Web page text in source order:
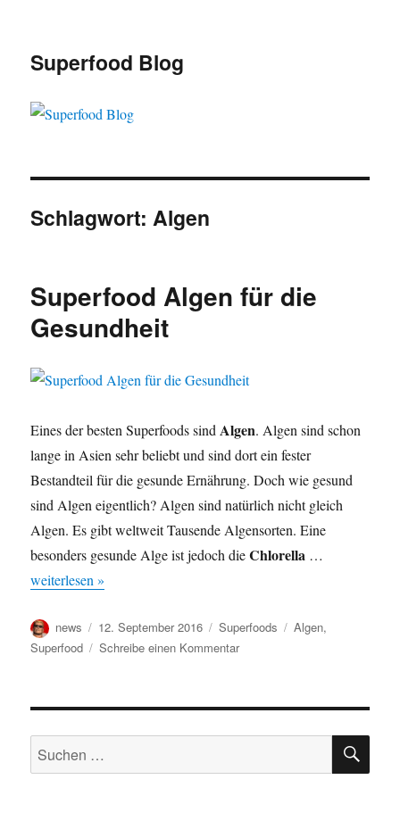
Superfood Blog
Schlagwort:Algen
Superfood Algen für die
Gesundheit
Eines der besten Superfoods sindAlgen. Algen sind schon
lange in Asien sehr beliebt und sind dort ein fester
Bestandteil für die gesunde Ernährung. Doch wie gesund
sind Algen eigentlich? Algen sind natürlich nicht gleich
Algen. Es gibt weltweit Tausende Algensorten. Eine
besonders gesunde Alge ist jedoch dieChlorella …
weiterlesen »
Autor
news
Veröffentlicht
am
12. September 2016 Kategorien
Superfoods Schlagwörter
Algen,
Superfood
Schreibe einen Kommentarzu
Gesundheit
Suche
nach: